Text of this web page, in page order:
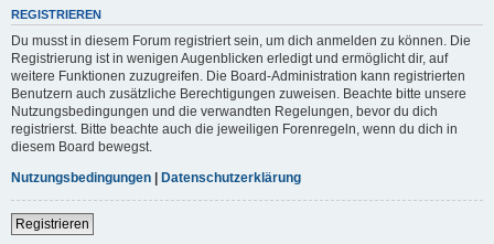
REGISTRIEREN
Du musst in diesem Forum registriert sein, um dich anmelden zu können. Die
Registrierung ist in wenigen Augenblicken erledigt und ermöglicht dir, auf
weitere Funktionen zuzugreifen. Die Board-Administration kann registrierten
Benutzern auch zusätzliche Berechtigungen zuweisen. Beachte bitte unsere
Nutzungsbedingungen und die verwandten Regelungen, bevor du dich
registrierst. Bitte beachte auch die jeweiligen Forenregeln, wenn du dich in
diesem Board bewegst.
Nutzungsbedingungen | Datenschutzerklärung
Registrieren